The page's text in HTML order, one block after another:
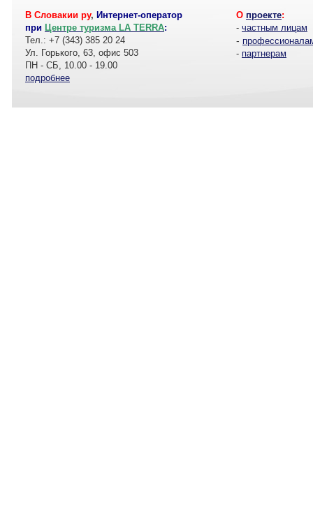
В Словакии ру, Интернет-оператор
при Центре туризма LA TERRA:
Тел.: +7 (343) 385 20 24
Ул. Горького, 63, офис 503
ПН - СБ, 10.00 - 19.00
подробнее
О проекте:
- частным лицам
-
- партнерам